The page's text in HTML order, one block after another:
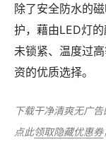
除了安全防水的
护，藉由LED灯
未锁紧、温度过
资的优质选择。
下载干净清爽无广告
点此领取隐藏优惠券